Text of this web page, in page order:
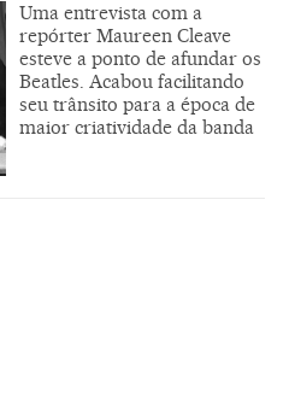
Uma entrevista com a
repórter Maureen Cleave
esteve a ponto de afundar os
Beatles. Acabou facilitando
seu trânsito para a época de
maior criatividade da banda